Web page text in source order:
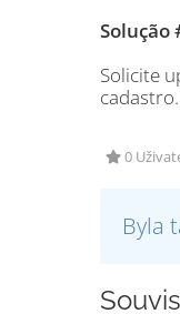
Solução
Solicite
cadastro.
0
Byla